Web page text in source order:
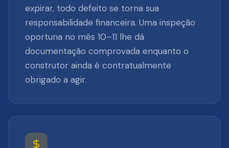
expirar, todo defeito se torna sua
responsabilidade financeira. Uma inspeção
oportuna no mês 10–11 lhe dá
documentação comprovada enquanto o
construtor ainda é contratualmente
obrigado a agir.